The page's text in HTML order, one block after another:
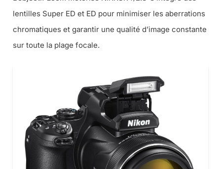
lentilles Super ED et ED pour minimiser les aberrations
chromatiques et garantir une qualité d’image constante
sur toute la plage focale.